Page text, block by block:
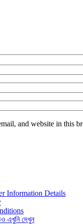
and website in this
Information Details
এখুনি দেখুন